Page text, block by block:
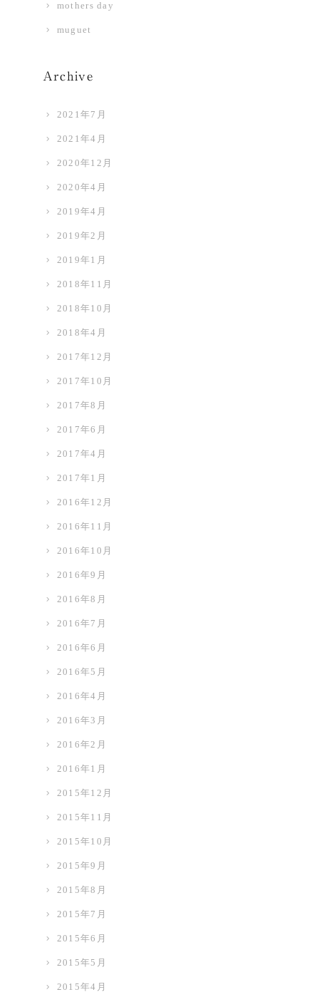
mothers day
muguet
Archive
2021年7月
2021年4月
2020年12月
2020年4月
2019年4月
2019年2月
2019年1月
2018年11月
2018年10月
2018年4月
2017年12月
2017年10月
2017年8月
2017年6月
2017年4月
2017年1月
2016年12月
2016年11月
2016年10月
2016年9月
2016年8月
2016年7月
2016年6月
2016年5月
2016年4月
2016年3月
2016年2月
2016年1月
2015年12月
2015年11月
2015年10月
2015年9月
2015年8月
2015年7月
2015年6月
2015年5月
2015年4月